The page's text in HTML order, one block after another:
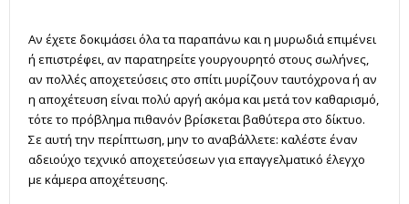
Αν έχετε δοκιμάσει όλα τα παραπάνω και η μυρωδιά επιμένει
ή επιστρέφει, αν παρατηρείτε γουργουρητό στους σωλήνες,
αν πολλές αποχετεύσεις στο σπίτι μυρίζουν ταυτόχρονα ή αν
η αποχέτευση είναι πολύ αργή ακόμα και μετά τον καθαρισμό,
τότε το πρόβλημα πιθανόν βρίσκεται βαθύτερα στο δίκτυο.
Σε αυτή την περίπτωση, μην το αναβάλλετε: καλέστε έναν
αδειούχο τεχνικό αποχετεύσεων για επαγγελματικό έλεγχο
με κάμερα αποχέτευσης.